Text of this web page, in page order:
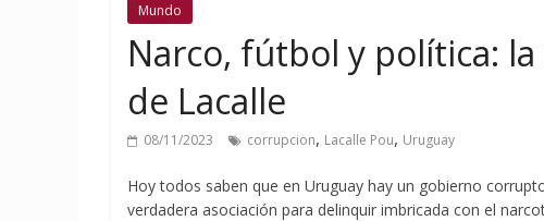
Mundo
Narco, fútbol y política:
de Lacalle
08/11/2023 corrupcion, Lacalle Pou, Uruguay
Hoy todos saben que en Uruguay hay un gobierno
verdadera asociación para delinquir imbricada con el